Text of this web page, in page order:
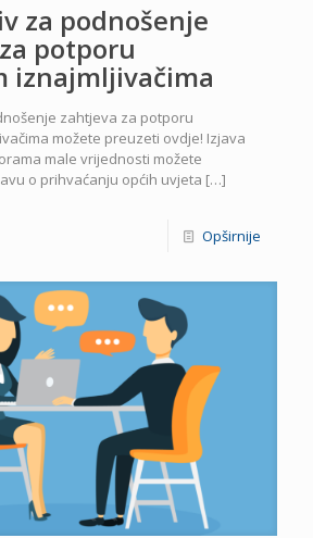
za podnošenje
potporu
iznajmljivačima
zahtjeva za potporu
možete preuzeti ovdje! Izjava
male vrijednosti možete
o prihvaćanju općih uvjeta […]
Opširnije